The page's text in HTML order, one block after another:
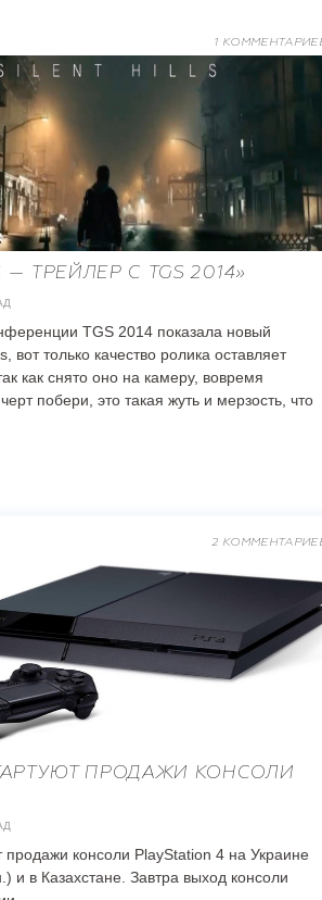
1
— ТРЕЙЛЕР С TGS 2014»
TGS 2014 показала новый
вот только качество ролика оставляет
как снято оно на камеру, вовремя
побери, это такая жуть и мерзость, что
2
ПРОДАЖИ КОНСОЛИ
продажи консоли PlayStation 4 на Украине
и в Казахстане. Завтра выход консоли